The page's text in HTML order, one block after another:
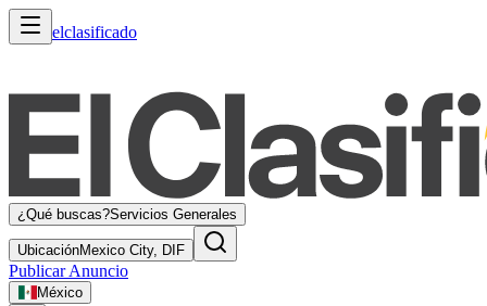
elclasificado
¿Qué buscas?Servicios Generales
UbicaciónMexico City, DIF
Publicar Anuncio
México